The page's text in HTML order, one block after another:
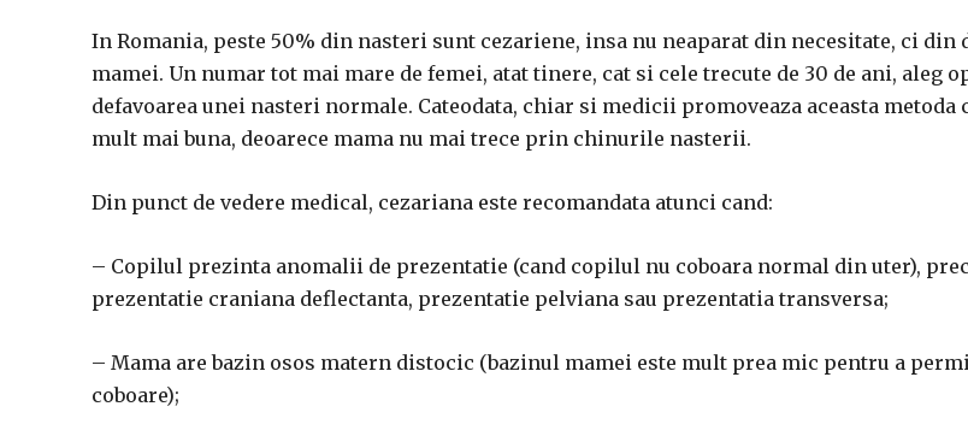
In Romania, peste 50% din nasteri sunt cezariene, insa nu neaparat din necesitate, ci din
mamei. Un numar tot mai mare de femei, atat tinere, cat si cele trecute de 30 de ani, aleg
defavoarea unei nasteri normale. Cateodata, chiar si medicii promoveaza aceasta metoda
mult mai buna, deoarece mama nu mai trece prin chinurile nasterii.
Din punct de vedere medical, cezariana este recomandata atunci cand:
– Copilul prezinta anomalii de prezentatie (cand copilul nu coboara normal din uter),
prezentatie craniana deflectanta, prezentatie pelviana sau prezentatia transversa;
– Mama are bazin osos matern distocic (bazinul mamei este mult prea mic pentru a
coboare);